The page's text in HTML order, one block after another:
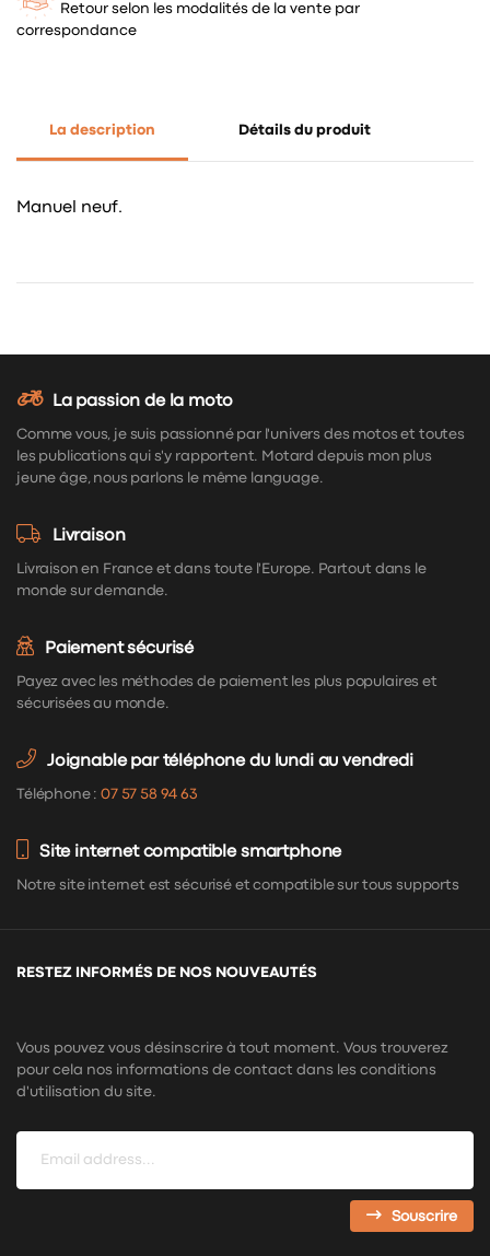
Retour selon les modalités de la vente par
correspondance
La description Détails du produit
Manuel neuf.
La passion de la moto
Comme vous, je suis passionné par l'univers des motos et toutes
les publications qui s'y rapportent. Motard depuis mon plus
jeune âge, nous parlons le même language.
Livraison
Livraison en France et dans toute l'Europe. Partout dans le
monde sur demande.
Paiement sécurisé
Payez avec les méthodes de paiement les plus populaires et
sécurisées au monde.
Joignable par téléphone du lundi au vendredi
Téléphone :07 57 58 94 63
Site internet compatible smartphone
Notre site internet est sécurisé et compatible sur tous supports
RESTEZ INFORMÉS DE NOS NOUVEAUTÉS
Vous pouvez vous désinscrire à tout moment. Vous trouverez
pour cela nos informations de contact dans les conditions
d'utilisation du site.
Souscrire